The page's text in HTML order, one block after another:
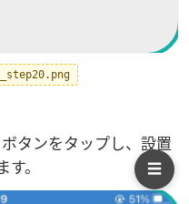
タンをタップし、設置
。
☰